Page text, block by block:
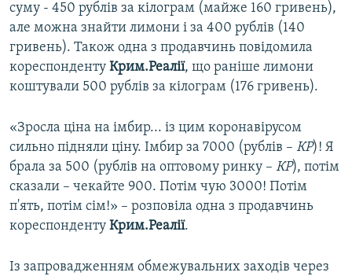
суму - 450 рублів за кілограм (майже 160 гривень),
але можна знайти лимони і за 400 рублів (140
гривень). Також одна з продавчинь повідомила
кореспонденту Крим.Реалії, що раніше лимони
коштували 500 рублів за кілограм (176 гривень).
«Зросла ціна на імбир... із цим коронавірусом
сильно підняли ціну. Імбир за 7000 (рублів – КР)! Я
брала за 500 (рублів на оптовому ринку – КР), потім
сказали – чекайте 900. Потім чую 3000! Потім
п'ять, потім сім!» – розповіла одна з продавчинь
кореспонденту Крим.Реалії.
Із запровадженням обмежувальних заходів через